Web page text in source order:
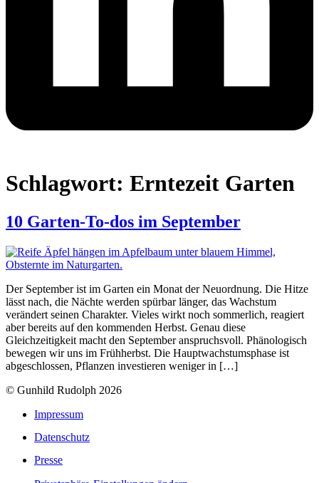
Schlagwort: Erntezeit Garten
10 Garten-To-dos im September
Der September ist im Garten ein Monat der Neuordnung. Die Hitze
lässt nach, die Nächte werden spürbar länger, das Wachstum
verändert seinen Charakter. Vieles wirkt noch sommerlich, reagiert
aber bereits auf den kommenden Herbst. Genau diese
Gleichzeitigkeit macht den September anspruchsvoll. Phänologisch
bewegen wir uns im Frühherbst. Die Hauptwachstumsphase ist
abgeschlossen, Pflanzen investieren weniger in […]
© Gunhild Rudolph 2026
Impressum
Datenschutz
Presse